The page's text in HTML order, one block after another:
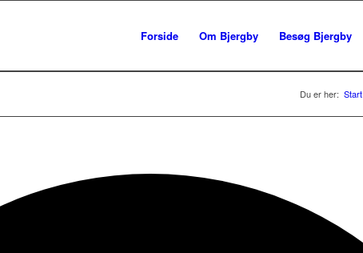
Forside Om Bjergby Besøg Bjergby
Du er her: Start